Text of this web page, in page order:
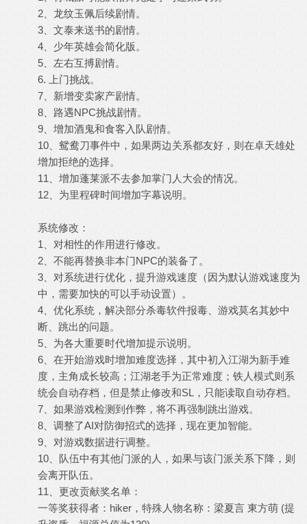
2、龙纹玉佩后续剧情。
3、文泰来送书的剧情。
4、少年英雄会简化版。
5、左右互搏剧情。
6. 上门挑战。
7、新增变卖家产剧情。
8、路遇NPC挑战剧情。
9、增加酒鬼和食客入队剧情。
10、鸳鸯刀事件中，如果两边关系都友好，则在卓天雄处
增加拒绝的选择。
11、增加蓬莱派不去参加掌门人大会的情况。
12、为里程碑时间增加字幕说明。
系统修改：
1、对相性的作用进行修改。
2、不能再替换非本门NPC的装备了。
3、对系统进行优化，提升游戏速度（因为默认游戏速度为
中，需要加快的可以手动设置）。
4、优化系统，解决部分杀毒软件报毒、游戏莫名其妙中
断、跳出的问题。
5、为各大重要时代增加提示说明。
6、在开始游戏时增加难度选择，其中初入江湖为新手难
度，主角成长较高；江湖老手为正常难度；铁人模式则系
统会自动存档，但是禁止修改和SL，只能读取自动存档。
7、如果游戏检测到作弊，将不再强制跳出游戏。
8、调整了AI对防御招式的选择，现在更加智能。
9、对游戏数据进行调整。
10、队伍中有其他门派的人，如果与该门派关系下降，则
会离开队伍。
11、更改贡献奖名单：
一等奖获得者：hiker，特殊人物名称：梁夏言 東方萌 (提